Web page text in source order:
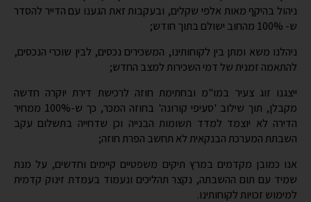
ניהלנו משא ומתן בין לקוחותינו, המשכירים נכסים, לבין שוכרי הנכסים,
להתאמה זמנית של דמי השכירות למצב החדש;
ייצגנו זוג צעיר במו"מ ובחתימת חוזה לרכישת דירת יוקרה חדשה
הדירה לא יוצמד למדד תשומות הבנייה וכן שדחייה בתשלום עקב
השבתת המערכת הבנקאית לא תחשב הפרת חוזה;
אנו כמובן מקדמים במרץ תיקים משפטיים קיימים וחדשים, על מנת
שמיד עם תום ההשבתה, נקצר תהליכים ונעמוד בעמדת זינוק קדמית
למימוש זכויות לקוחותינו.
נשמח להעניק גם לכם משירותנו גם בימים אלו!